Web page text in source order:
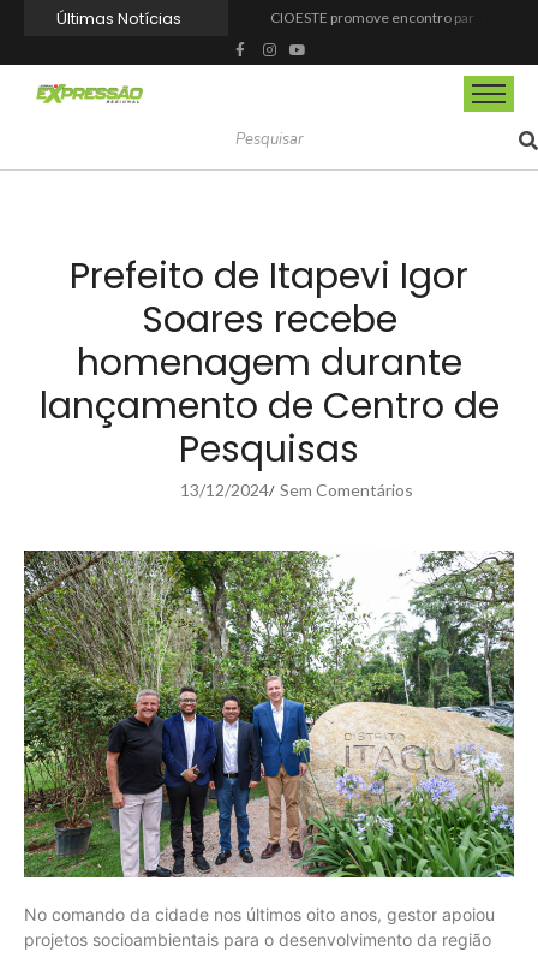
Últimas Notícias
Ferrari F355 do Anderson Dick é a mais nova atração do Parque Dream Car de São Roque (SP)
Fundação de Barueri amplia política de inclusão e lança novo projeto educacional
Projeto “O Samba da Casa 26” chega a Itapevi para valorizar a música autoral e fortalecer a cultura local
Prefeito de Itapevi Igor
Soares recebe
homenagem durante
lançamento de Centro de
Pesquisas
13/12/2024/ Sem Comentários
No comando da cidade nos últimos oito anos, gestor apoiou
projetos socioambientais para o desenvolvimento da região